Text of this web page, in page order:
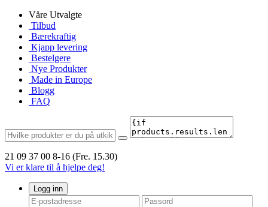
Våre Utvalgte
Tilbud
Bærekraftig
Kjapp levering
Bestelgere
Nye Produkter
Made in Europe
Blogg
FAQ
21 09 37 00 8-16 (Fre. 15.30)
Vi er klare til å hjelpe deg!
Logg inn